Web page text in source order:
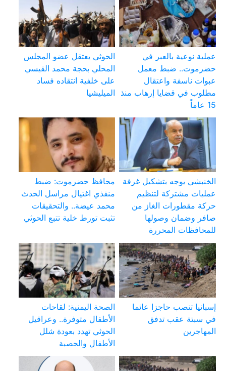
عملية نوعية بالعبر في
حضرموت.. ضبط معمل
عبوات ناسفة واعتقال
مطلوب في قضايا إرهاب منذ
15 عاماً
الحوثي يعتقل عضو المجلس
المحلي بحجة محمد القيسي
على خلفية انتقاده فساد
الميليشيا
الخنبشي يوجه بتشكيل غرفة
عمليات مشتركة لتنظيم
حركة مقطورات الغاز من
صافر وضمان وصولها
للمحافظات المحررة
محافظ حضرموت: ضبط
منفذي اغتيال مراسل الحدث
محمد عيضة.. والتحقيقات
تثبت تورط خلية تتبع الحوثي
إسبانيا تنصب حاجزا عائما
في سبتة عقب تدفق
المهاجرين
الصحة اليمنية: لقاحات
الأطفال متوفرة.. وعراقيل
الحوثي تهدد بعودة شلل
الأطفال والحصبة